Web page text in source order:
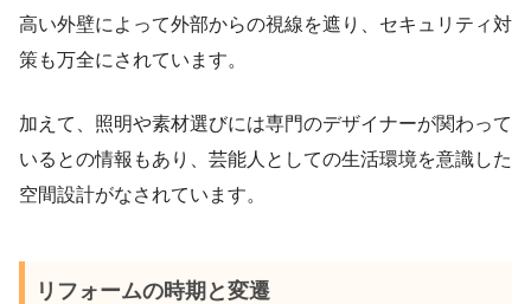
高い外壁によって外部からの視線を遮り、セキュリティ対
策も万全にされています。
加えて、照明や素材選びには専門のデザイナーが関わって
いるとの情報もあり、芸能人としての生活環境を意識した
空間設計がなされています。
リフォームの時期と変遷